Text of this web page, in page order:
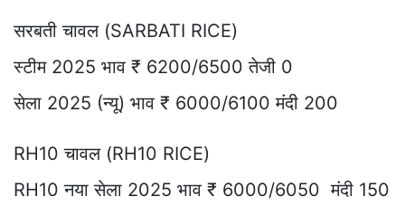
सरबती चावल (SARBATI RICE)
स्टीम 2025 भाव ₹ 6200/6500 तेजी 0
सेला 2025 (न्यू) भाव ₹ 6000/6100 मंदी 200
RH10 चावल (RH10 RICE)
RH10 नया सेला 2025 भाव ₹ 6000/6050 मंदी 150